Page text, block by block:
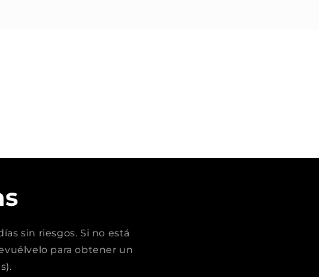
sin riesgos. Si no está
para obtener un